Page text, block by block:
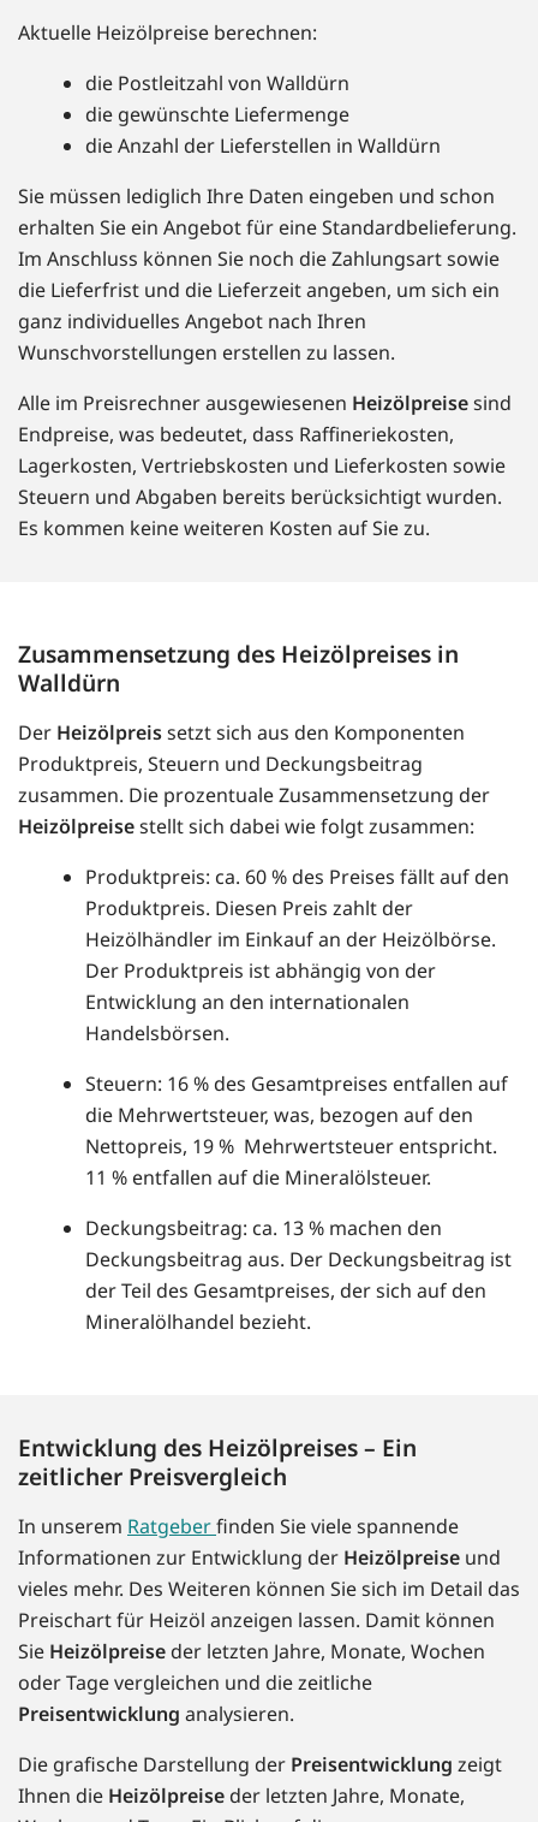
Aktuelle Heizölpreise berechnen:
die Postleitzahl von Walldürn
die gewünschte Liefermenge
die Anzahl der Lieferstellen in Walldürn
Sie müssen lediglich Ihre Daten eingeben und schon
erhalten Sie ein Angebot für eine Standardbelieferung.
Im Anschluss können Sie noch die Zahlungsart sowie
die Lieferfrist und die Lieferzeit angeben, um sich ein
ganz individuelles Angebot nach Ihren
Wunschvorstellungen erstellen zu lassen.
Alle im Preisrechner ausgewiesenen Heizölpreisesind
Endpreise, was bedeutet, dass Raffineriekosten,
Lagerkosten, Vertriebskosten und Lieferkosten sowie
Steuern und Abgaben bereits berücksichtigt wurden.
Es kommen keine weiteren Kosten auf Sie zu.
Zusammensetzung des Heizölpreises in
Walldürn
Der Heizölpreissetzt sich aus den Komponenten
Produktpreis, Steuern und Deckungsbeitrag
zusammen. Die prozentuale Zusammensetzung der
Heizölpreisestellt sich dabei wie folgt zusammen:
Produktpreis: ca. 60 % des Preises fällt auf den
Produktpreis. Diesen Preis zahlt der
Heizölhändler im Einkauf an der Heizölbörse.
Der Produktpreis ist abhängig von der
Entwicklung an den internationalen
Handelsbörsen.
Steuern: 16 % des Gesamtpreises entfallen auf
die Mehrwertsteuer, was, bezogen auf den
Nettopreis, 19 % Mehrwertsteuer entspricht.
11 % entfallen auf die Mineralölsteuer.
Deckungsbeitrag: ca. 13 % machen den
Deckungsbeitrag aus. Der Deckungsbeitrag ist
der Teil des Gesamtpreises, der sich auf den
Mineralölhandel bezieht.
Entwicklung des Heizölpreises – Ein
zeitlicher Preisvergleich
In unserem Ratgeberfinden Sie viele spannende
Informationen zur Entwicklung der Heizölpreise und
vieles mehr. Des Weiteren können Sie sich im Detail das
Preischart für Heizöl anzeigen lassen. Damit können
Sie Heizölpreise der letzten Jahre, Monate, Wochen
oder Tage vergleichen und die zeitliche
Preisentwicklung analysieren.
Die grafische Darstellung der Preisentwicklung zeigt
Ihnen die Heizölpreise der letzten Jahre, Monate,